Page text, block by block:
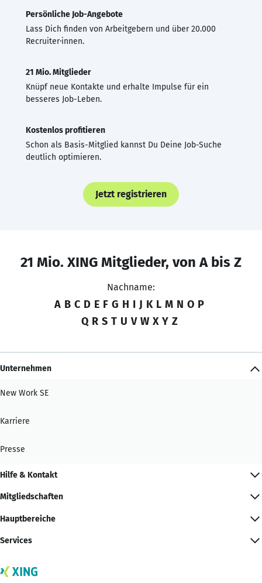
Persönliche Job-Angebote
Lass Dich finden von Arbeitgebern und über 20.000
Recruiter·innen.
21 Mio. Mitglieder
Knüpf neue Kontakte und erhalte Impulse für ein
besseres Job-Leben.
Kostenlos profitieren
Schon als Basis-Mitglied kannst Du Deine Job-Suche
deutlich optimieren.
Jetzt registrieren
21 Mio. XING Mitglieder, von A bis Z
Nachname:
A B C D E F G H I J K L M N O P
Q R S T U V W X Y Z
Unternehmen
New Work SE
Karriere
Presse
Hilfe & Kontakt
Mitgliedschaften
Hauptbereiche
Services